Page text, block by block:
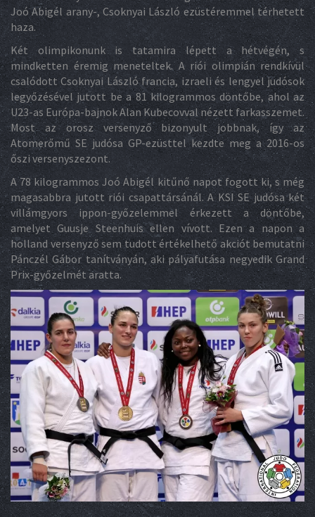
Joó Abigél arany-, Csoknyai László ezüstéremmel térhetett
haza.
Két olimpikonunk is tatamira lépett a hétvégén, s
mindketten éremig meneteltek. A riói olimpián rendkívül
csalódott Csoknyai László francia, izraeli és lengyel judósok
legyőzésével jutott be a 81 kilogrammos döntőbe, ahol az
U23-as Európa-bajnok Alan Kubecovval nézett farkasszemet.
Most az orosz versenyző bizonyult jobbnak, így az
Atomerőmű SE judósa GP-ezüsttel kezdte meg a 2016-os
őszi versenyszezont.
A 78 kilogrammos Joó Abigél kitűnő napot fogott ki, s még
magasabbra jutott riói csapattársánál. A KSI SE judósa két
villámgyors ippon-győzelemmel érkezett a döntőbe,
amelyet Guusje Steenhuis ellen vívott. Ezen a napon a
holland versenyző sem tudott értékelhető akciót bemutatni
Pánczél Gábor tanítványán, aki pályafutása negyedik Grand
Prix-győzelmét aratta.